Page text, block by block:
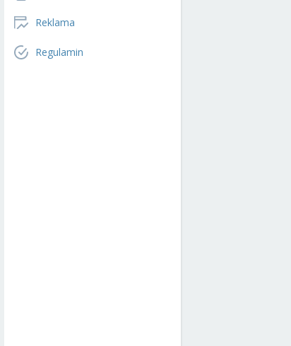
Reklama
Regulamin